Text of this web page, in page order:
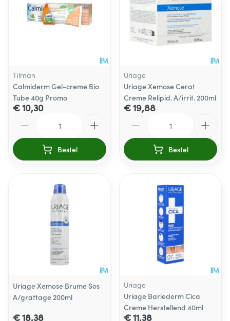
Tilman
Calmiderm Gel-creme Bio
Tube 40g Promo
€ 10,30
Bestel
Uriage
Uriage Xemose Cerat
Creme Relipid. A/irrit. 200ml
€ 19,88
Bestel
Uriage Xemose Brume Sos
A/grattage 200ml
€ 18,38
Uriage
Uriage Bariederm Cica
Creme Herstellend 40ml
€ 11,38